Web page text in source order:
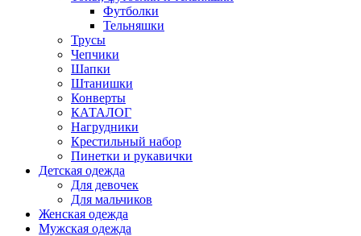
Футболки
Тельняшки
Трусы
Чепчики
Шапки
Штанишки
Конверты
КАТАЛОГ
Нагрудники
Крестильный набор
Пинетки и рукавички
Детская одежда
Для девочек
Для мальчиков
Женская одежда
Мужская одежда